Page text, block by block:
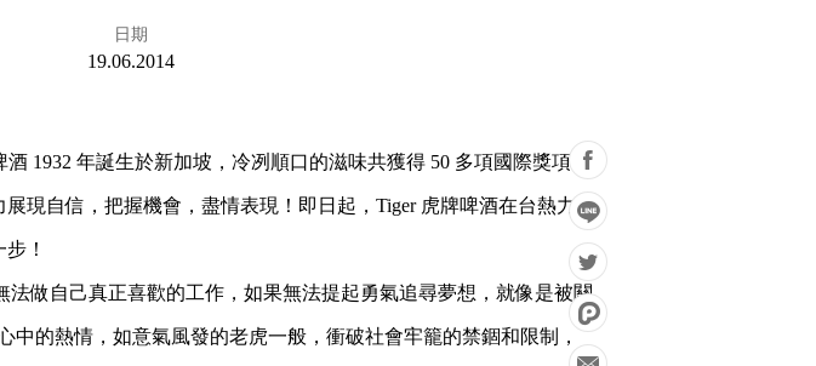
日期
19.06.2014
1932 年誕生於新加坡，冷冽順口的滋味共獲得 50 多項國際獎項肯
現自信，把握機會，盡情表現！即日起，Tiger 虎牌啤酒在台熱力開
！
做自己真正喜歡的工作，如果無法提起勇氣追尋夢想，就像是被關
的熱情，如意氣風發的老虎一般，衝破社會牢籠的禁錮和限制，